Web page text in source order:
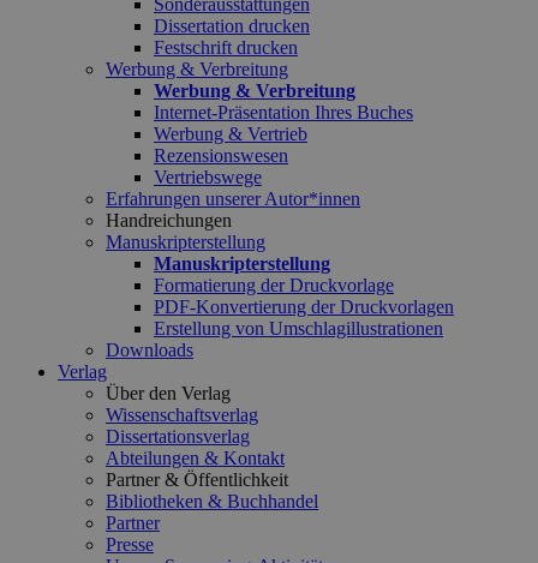
Sonderausstattungen
Dissertation drucken
Festschrift drucken
Werbung & Verbreitung
Werbung & Verbreitung
Internet-Präsentation Ihres Buches
Werbung & Vertrieb
Rezensionswesen
Vertriebswege
Erfahrungen unserer Autor*innen
Handreichungen
Manuskripterstellung
Manuskripterstellung
Formatierung der Druckvorlage
PDF-Konvertierung der Druckvorlagen
Erstellung von Umschlagillustrationen
Downloads
Verlag
Über den Verlag
Wissenschaftsverlag
Dissertationsverlag
Abteilungen & Kontakt
Partner & Öffentlichkeit
Bibliotheken & Buchhandel
Partner
Presse